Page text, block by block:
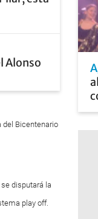
Alonso
del Bicentenario
disputará la
play off.